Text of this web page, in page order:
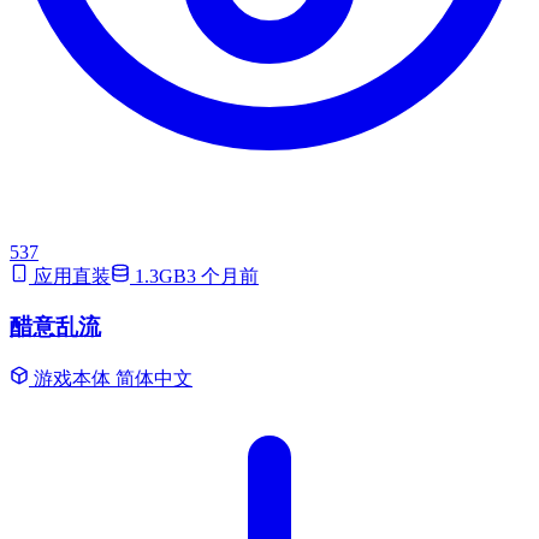
537
应用直装
1.3GB3 个月前
醋意乱流
游戏本体 简体中文